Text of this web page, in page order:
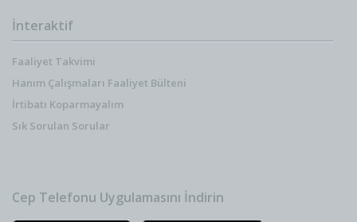
İnteraktif
Faaliyet Takvimi
Hanım Çalışmaları Faaliyet Bülteni
İrtibatı Koparmayalım
Sık Sorulan Sorular
Cep Telefonu Uygulamasını İndirin